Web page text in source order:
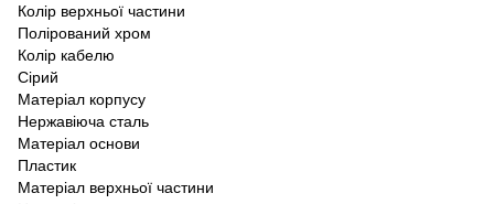
Колір верхньої частини
Полірований хром
Колір кабелю
Сірий
Матеріал корпусу
Нержавіюча сталь
Матеріал основи
Пластик
Матеріал верхньої частини